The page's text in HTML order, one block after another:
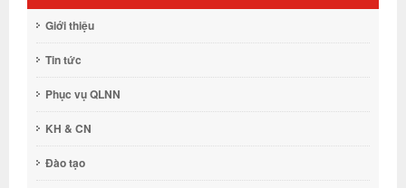
Giới thiệu
Tin tức
Phục vụ QLNN
KH & CN
Đào tạo